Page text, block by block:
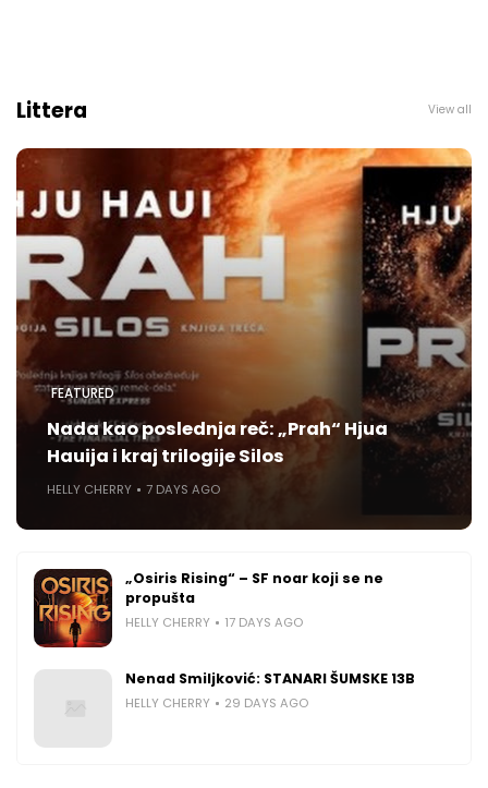
Littera View all
FEATURED
Nada kao poslednja reč: „Prah“ Hjua
Hauija i kraj trilogije Silos
HELLY CHERRY 7 DAYS AGO
„Osiris Rising“ – SF noar koji se ne
propušta
HELLY CHERRY 17 DAYS AGO
Nenad Smiljković: STANARI ŠUMSKE 13B
HELLY CHERRY 29 DAYS AGO